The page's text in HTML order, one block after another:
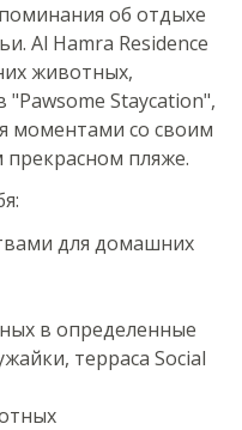
об отдыхе
Al Hamra Residence
животных,
"Pawsome Staycation",
моментами со своим
пляже.
для домашних
в определенные
терраса Social